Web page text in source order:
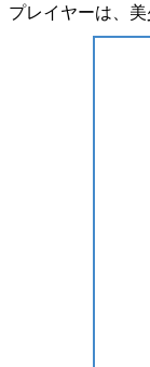
プレイヤーは、